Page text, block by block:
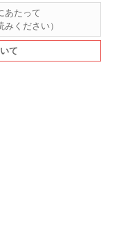
あたって
みください）
て